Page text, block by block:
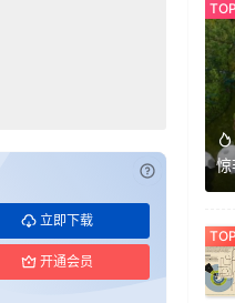
立即下载
开通会员
已付费？登录
惊